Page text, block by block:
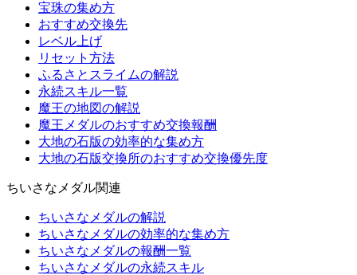
宝珠の集め方
おすすめ交換先
レベル上げ
リセット方法
ふるさとスライムの解説
永続スキル一覧
魔王の地図の解説
魔王メダルのおすすめ交換報酬
大地の石版の効率的な集め方
大地の石版交換所のおすすめ交換優先度
ちいさなメダル関連
ちいさなメダルの解説
ちいさなメダルの効率的な集め方
ちいさなメダルの報酬一覧
ちいさなメダルの永続スキル